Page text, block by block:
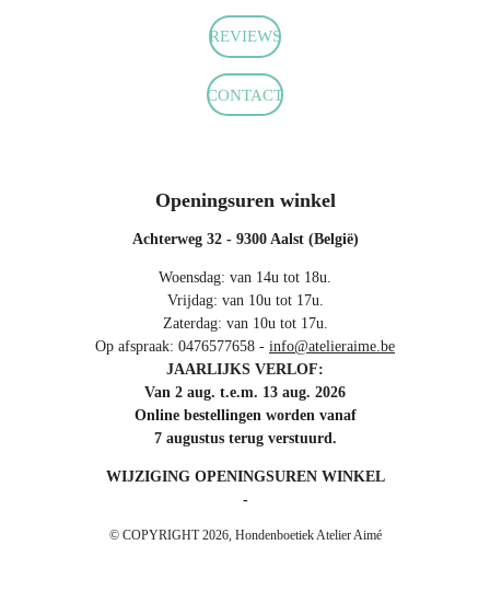
m
REVIEWS
CONTACT
Openingsuren winkel
Achterweg 32 - 9300 Aalst (België)
Woensdag: van 14u tot 18u.
Vrijdag: van 10u tot 17u.
Zaterdag: van 10u tot 17u.
Op afspraak: 0476577658 - info@atelieraime.be
JAARLIJKS VERLOF:
Van 2 aug. t.e.m. 13 aug. 2026
Online bestellingen worden vanaf
7 augustus terug verstuurd.
WIJZIGING OPENINGSUREN WINKEL
-
© COPYRIGHT 2026, Hondenboetiek Atelier Aimé